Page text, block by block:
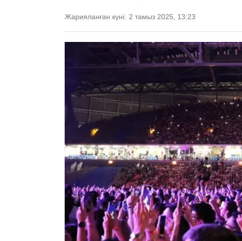
Жарияланған күні: 2 тамыз 2025, 13:23